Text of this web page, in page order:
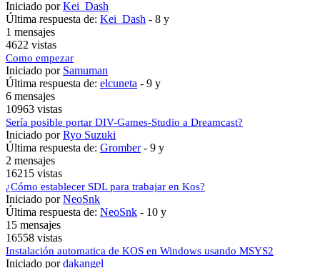
Iniciado porKei_Dash
Última respuesta de: Kei_Dash - 8 y
1 mensajes
4622 vistas
Como empezar
Iniciado por Samuman
Última respuesta de: elcuneta - 9 y
6 mensajes
10963 vistas
Sería posible portar DIV-Games-Studio a Dreamcast?
Iniciado porRyo Suzuki
Última respuesta de: Gromber- 9 y
2 mensajes
16215 vistas
¿Cómo establecer SDL para trabajar en Kos?
Iniciado porNeoSnk
Última respuesta de: NeoSnk - 10 y
15 mensajes
16558 vistas
Instalación automatica de KOS en Windows usando MSYS2
Iniciado pordakangel